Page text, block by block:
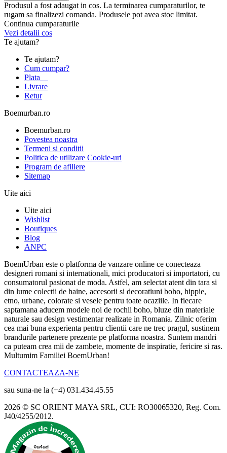
Produsul a fost adaugat in cos. La terminarea cumparaturilor, te
rugam sa finalizezi comanda. Produsele pot avea stoc limitat.
Continua cumparaturile
Vezi detalii cos
Te ajutam?
Te ajutam?
Cum cumpar?
Plata
Livrare
Retur
Boemurban.ro
Boemurban.ro
Povestea noastra
Termeni si conditii
Politica de utilizare Cookie-uri
Program de afiliere
Sitemap
Uite aici
Uite aici
Wishlist
Boutiques
Blog
ANPC
BoemUrban este o platforma de vanzare online ce conecteaza
designeri romani si internationali, mici producatori si importatori, cu
consumatorul pasionat de moda. Astfel, am selectat atent din tara si
din lume colectii de haine, accesorii si decoratiuni boho, hippie,
etno, urbane, colorate si vesele pentru toate ocaziile. In fiecare
saptamana aducem modele noi de rochii boho, bluze din materiale
naturale sau design vestimentar realizate in Romania. Zilnic oferim
cea mai buna experienta pentru clientii care ne trec pragul, sustinem
brandurile partenere prezente pe platforma noastra. Suntem mandri
ca puteam crea mii de zambete, momente de inspiratie, fericire si ras.
Multumim Familiei BoemUrban!
CONTACTEAZA-NE
sau suna-ne la (+4) 031.434.45.55
2026 © SC ORIENT MAYA SRL, CUI: RO30065320, Reg. Com.
J40/4255/2012.